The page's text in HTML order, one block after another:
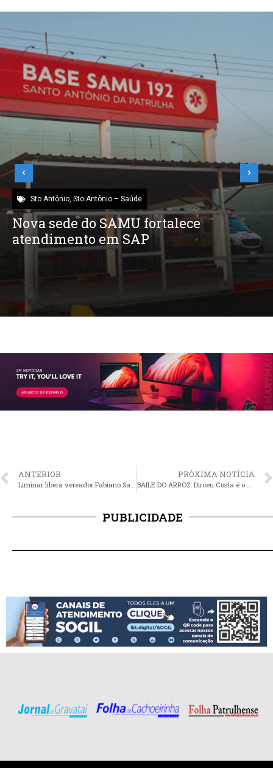
Sto Antônio, Sto Antônio – Saúde
Nova sede do SAMU fortalece
atendimento em SAP
ANTERIOR PRÓXIMA NOTÍCIA
PUBLICIDADE